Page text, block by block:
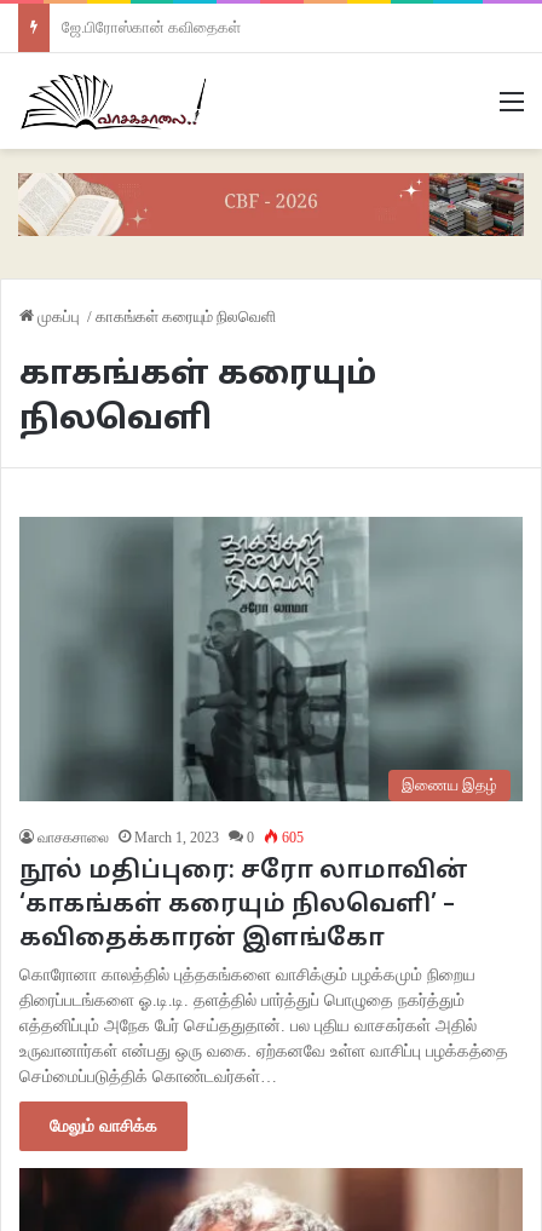
ஜே.பிரோஸ்கான் கவிதைகள்
முகப்பு / காகங்கள் கரையும் நிலவெளி
காகங்கள் கரையும்
நிலவெளி
இணைய இதழ்
வாசகசாலை March 1, 2023 0 605
நூல் மதிப்புரை: சரோ லாமாவின்
‘காகங்கள் கரையும் நிலவெளி’ –
கவிதைக்காரன் இளங்கோ
கொரோனா காலத்தில் புத்தகங்களை வாசிக்கும் பழக்கமும் நிறைய
திரைப்படங்களை ஓ.டி.டி. தளத்தில் பார்த்துப் பொழுதை நகர்த்தும்
எத்தனிப்பும் அநேக பேர் செய்ததுதான். பல புதிய வாசகர்கள் அதில்
உருவானார்கள் என்பது ஒரு வகை. ஏற்கனவே உள்ள வாசிப்பு பழக்கத்தை
செம்மைப்படுத்திக் கொண்டவர்கள்…
மேலும் வாசிக்க